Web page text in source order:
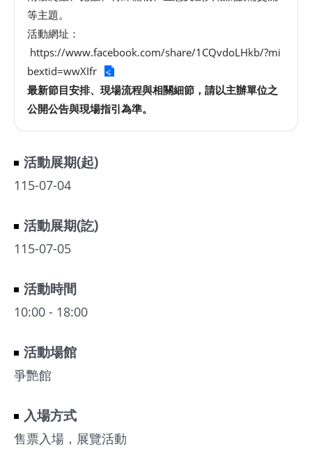
等主題。
活動網址：
https://www.facebook.com/share/1CQvdoLHkb/?mi
bextid=wwXIfr
最新節目安排、現場流程與相關細節，請以主辦單位之
公開公告與現場指引為準。
活動展期(起)
115-07-04
活動展期(訖)
115-07-05
活動時間
10:00 - 18:00
活動場館
爭艷館
入場方式
售票入場，展覽活動